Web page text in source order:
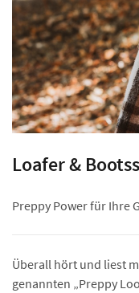
Loafer &
Preppy Power für Ihre
Überall hört und liest
genannten „Preppy